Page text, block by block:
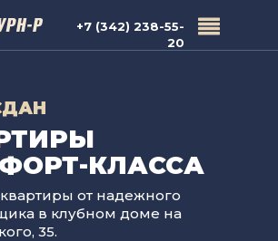
КЛАССА
от надежного
в клубном доме на
35.
+7 (342) 238-55-
20